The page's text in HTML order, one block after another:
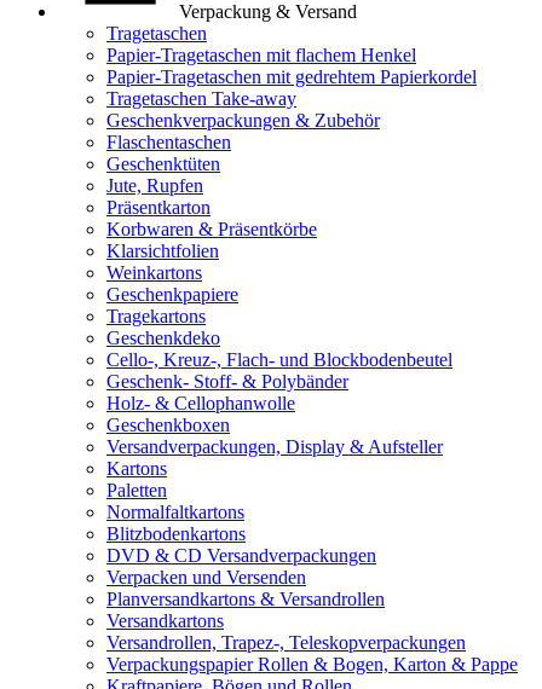
Verpackung & Versand
Tragetaschen
Papier-Tragetaschen mit flachem Henkel
Papier-Tragetaschen mit gedrehtem Papierkordel
Tragetaschen Take-away
Geschenkverpackungen & Zubehör
Flaschentaschen
Geschenktüten
Jute, Rupfen
Präsentkarton
Korbwaren & Präsentkörbe
Klarsichtfolien
Weinkartons
Geschenkpapiere
Tragekartons
Geschenkdeko
Cello-, Kreuz-, Flach- und Blockbodenbeutel
Geschenk- Stoff- & Polybänder
Holz- & Cellophanwolle
Geschenkboxen
Versandverpackungen, Display & Aufsteller
Kartons
Paletten
Normalfaltkartons
Blitzbodenkartons
DVD & CD Versandverpackungen
Verpacken und Versenden
Planversandkartons & Versandrollen
Versandkartons
Versandrollen, Trapez-, Teleskopverpackungen
Verpackungspapier Rollen & Bogen, Karton & Pappe